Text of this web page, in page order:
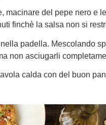
macinare del pepe nero e
finchè la salsa non si
padella. Mescolando
non asciugarli
calda con del buon